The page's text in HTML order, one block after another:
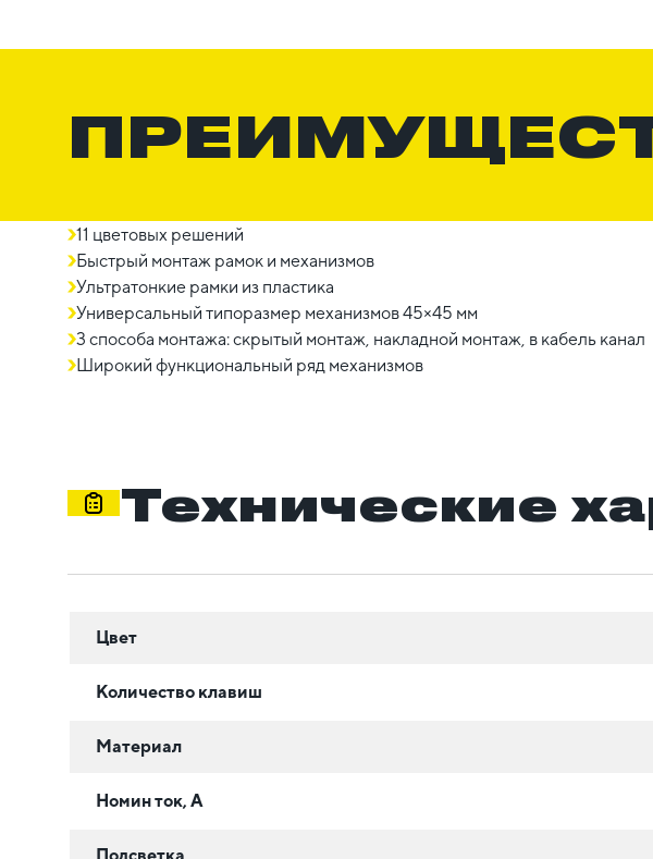
11 цветовых решений
Быстрый монтаж рамок и механизмов
Ультратонкие рамки из пластика
Универсальный типоразмер механизмов 45×45 мм
3 способа монтажа: скрытый монтаж, накладной монтаж, в кабель канал
Широкий функциональный ряд механизмов
Технические
Цвет
Количество клавиш
Материал
Номин ток, А